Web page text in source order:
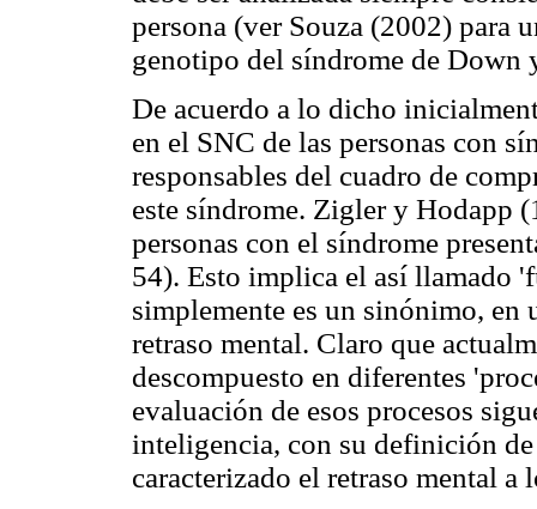
persona (ver Souza (2002) para
genotipo del síndrome de Down
De acuerdo a lo dicho
en el SNC de las personas con
responsables del cuadro de
este síndrome. Zigler y Hodapp
personas con el síndrome
54). Esto implica el así llamado
simplemente es un sinónimo, en
retraso mental. Claro que
descompuesto en diferentes
evaluación de esos procesos
inteligencia, con su definición
caracterizado el retraso mental